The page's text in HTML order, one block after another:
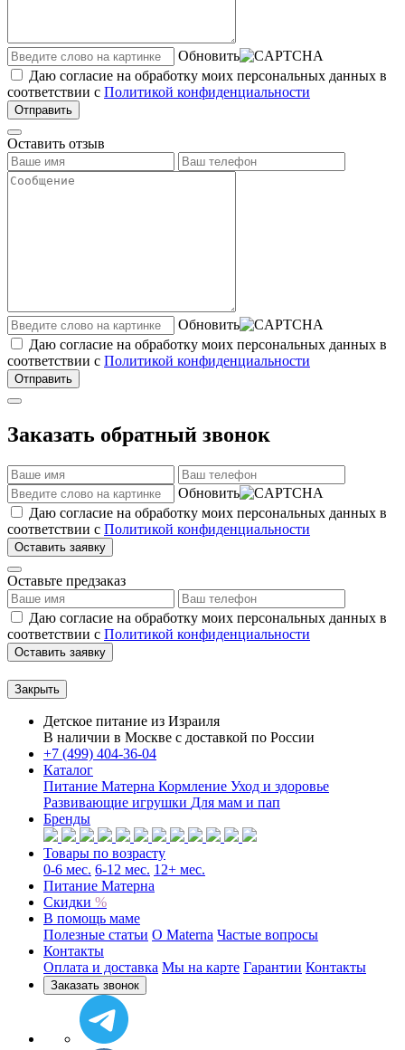
Обновить
Даю согласие на обработку моих персональных данных в
соответствии с Политикой конфиденциальности
Отправить
Оставить отзыв
Обновить
Даю согласие на обработку моих персональных данных в
соответствии с Политикой конфиденциальности
Отправить
Заказать обратный звонок
Обновить
Даю согласие на обработку моих персональных данных в
соответствии с Политикой конфиденциальности
Оставить заявку
Оставьте предзаказ
Даю согласие на обработку моих персональных данных в
соответствии с Политикой конфиденциальности
Оставить заявку
Закрыть
Детское питание из Израиля
В наличии в Москве с доставкой по России
+7 (499) 404-36-04
Каталог
Питание Матерна Кормление Уход и здоровье
Развивающие игрушки Для мам и пап
Бренды
Товары по возрасту
0-6 мес. 6-12 мес. 12+ мес.
Питание Матерна
Скидки %
В помощь маме
Полезные статьи O Materna Частые вопросы
Контакты
Оплата и доставка Мы на карте Гарантии Контакты
Заказать звонок